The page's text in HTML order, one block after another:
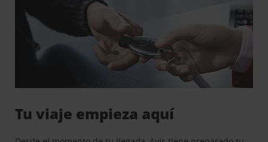
Tu viaje empieza aquí